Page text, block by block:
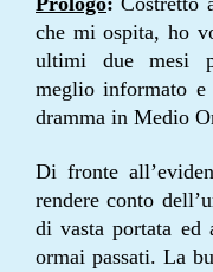
che mi ospita, ho
ultimi due mesi
meglio informato e
dramma in Medio
Di fronte
rendere conto
di vasta portata
ormai passati. La